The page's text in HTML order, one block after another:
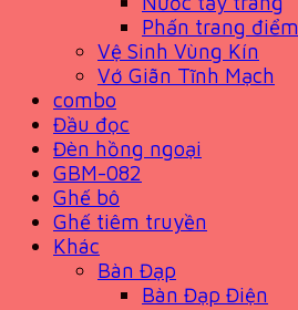
Phấn trang điểm
Vệ Sinh Vùng Kín
Vớ Giãn Tĩnh Mạch
combo
Đầu đọc
Đèn hồng ngoại
GBM-082
Ghế bô
Ghế tiêm truyền
Khác
Bàn Đạp
Bàn Đạp Điện